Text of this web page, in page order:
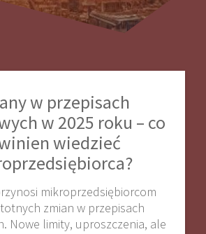
w przepisach
w 2025 roku – co
wiedzieć
mikroprzedsiębiorcom
zmian w przepisach
Nowe limity, uproszczenia, ale